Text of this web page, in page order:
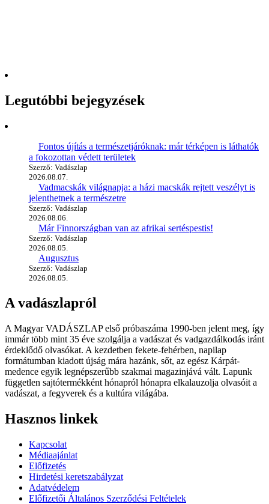
Legutóbbi bejegyzések
Fontos újítás a természetjáróknak: már térképen is láthatók
a fokozottan védett területek
Szerző: Vadászlap
2026.08.07.
Vadmacskák világnapja: a házi macskák rejtett veszélyt is
jelenthetnek a természetre
Szerző: Vadászlap
2026.08.06.
Már Finnországban van az afrikai sertéspestis!
Szerző: Vadászlap
2026.08.05.
Augusztus
Szerző: Vadászlap
2026.08.05.
A vadászlapról
A Magyar VADÁSZLAP első próbaszáma 1990-ben jelent meg, így
immár több mint 35 éve szolgálja a vadászat és vadgazdálkodás iránt
érdeklődő olvasókat. A kezdetben fekete-fehérben, napilap
formátumban kiadott újság mára hazánk, sőt, az egész Kárpát-
medence egyik legnépszerűbb szakmai magazinjává vált. Lapunk
független sajtótermékként hónapról hónapra elkalauzolja olvasóit a
vadászat, a fegyverek és a kultúra világába.
Hasznos linkek
Kapcsolat
Médiaajánlat
Előfizetés
Hirdetési keretszabályzat
Adatvédelem
Előfizetői Általános Szerződési Feltételek